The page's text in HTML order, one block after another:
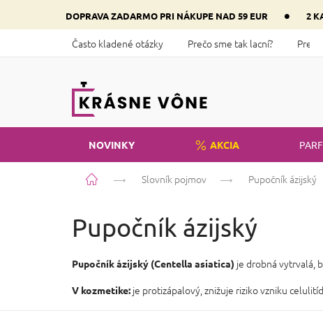
obsah
DOPRAVA ZADARMO PRI NÁKUPE NAD 59 EUR • 2
Často kladené otázky Prečo sme tak lacní?
NOVINKY AKCIA
Domov Slovník pojmov Pupočník ázijský
Pupočník ázijský
Pupočník ázijský (Centella asiatica) je drobná vytrvalá,
V kozmetike: je protizápalový, znižuje riziko vzniku